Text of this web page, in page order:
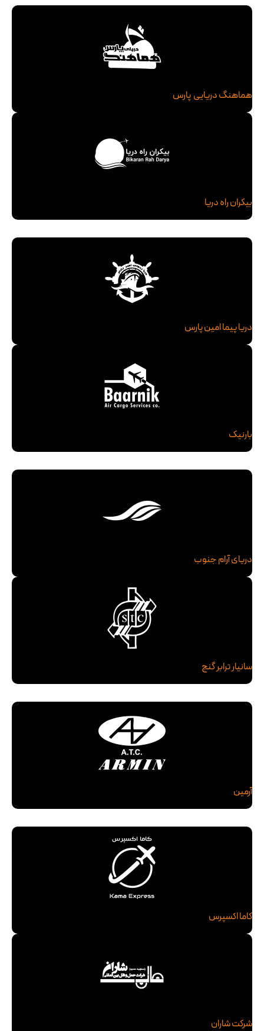
هماهنگ دریایی پارس
بیکران راه دریا
دریا پیما امین پارس
بارنیک
دریای آرام جنوب
سانیار ترابر گنج
آرمین
کاما اکسپرس
شرکت شاران